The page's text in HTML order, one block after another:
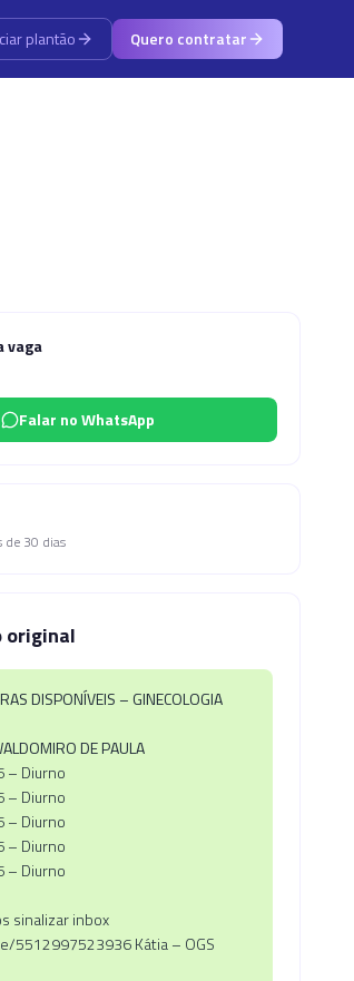
plantão Quero contratar
vaga
Falar no WhatsApp
de 30 dias
original
DISPONÍVEIS – GINECOLOGIA
DE PAULA
– Diurno
– Diurno
– Diurno
– Diurno
– Diurno
sinalizar inbox
5512997523936 Kátia – OGS